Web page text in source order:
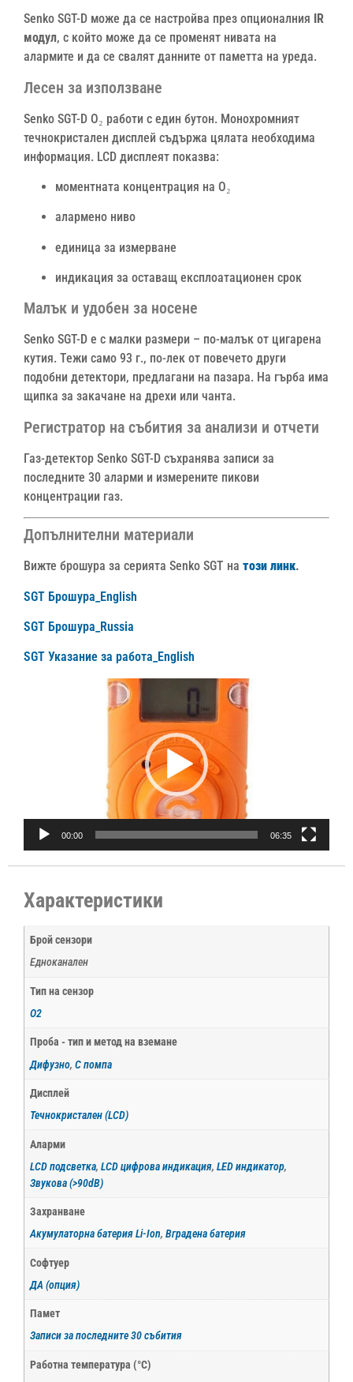
Senko SGT-D може да се настройва през опционалния IR
модул, с който може да се променят нивата на
алармите и да се свалят данните от паметта на уреда.
Лесен за използване
Senko SGT-D O₂ работи с един бутон. Монохромният
течнокристален дисплей съдържа цялата необходима
информация. LCD дисплеят показва:
моментната концентрация на O₂
алармено ниво
единица за измерване
индикация за оставащ експлоатационен срок
Малък и удобен за носене
Senko SGT-D е с малки размери – по-малък от цигарена
кутия. Тежи само 93 г., по-лек от повечето други
подобни детектори, предлагани на пазара. На гърба има
щипка за закачане на дрехи или чанта.
Регистратор на събития за анализи и отчети
Газ-детектор Senko SGT-D съхранява записи за
последните 30 аларми и измерените пикови
концентрации газ.
Допълнителни материали
Вижте брошура за серията Senko SGT на този линк.
SGT Брошура_English
SGT Брошура_Russia
SGT Указание за работа_English
00:00 06:35
Характеристики
Брой сензори
Едноканален
Тип на сензор
O2
Проба - тип и метод на вземане
Дифузно,С помпа
Дисплей
Течнокристален (LCD)
Аларми
LCD подсветка,LCD цифрова индикация,LED индикатор,
Звукова (>90dB)
Захранване
Акумулаторна батерия Li-Ion,Вградена батерия
Софтуер
ДА (опция)
Памет
Записи за последните 30 събития
Работна температура (°С)